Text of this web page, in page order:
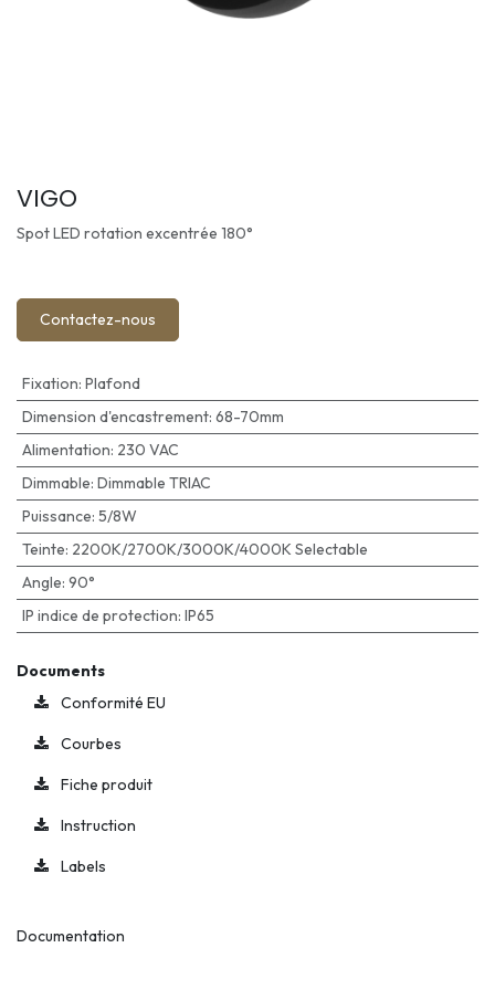
VIGO
Spot LED rotation excentrée 180°
Contactez-nous
Fixation: Plafond
Dimension d'encastrement: 68-70mm
Alimentation: 230 VAC
Dimmable: Dimmable TRIAC
Puissance: 5/8W
Teinte: 2200K/2700K/3000K/4000K Selectable
Angle: 90°
IP indice de protection: IP65
Documents
Conformité EU
Courbes
Fiche produit
Instruction
Labels
Documentation